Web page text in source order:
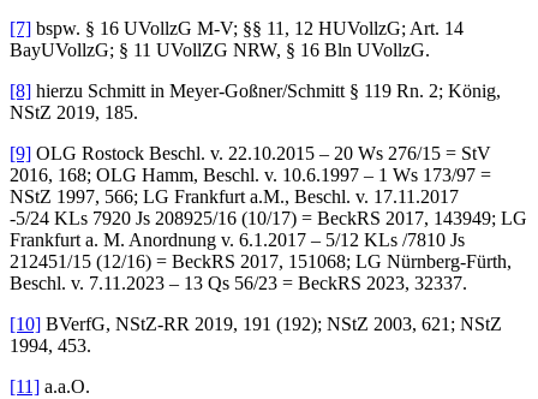
[7] bspw. § 16 UVollzG M-V; §§ 11, 12 HUVollzG; Art. 14
BayUVollzG; § 11 UVollZG NRW, § 16 Bln UVollzG.
[8] hierzu Schmitt in Meyer-Goßner/Schmitt § 119 Rn. 2; König,
NStZ 2019, 185.
[9] OLG Rostock Beschl. v. 22.10.2015 – 20 Ws 276/15 = StV
2016, 168; OLG Hamm, Beschl. v. 10.6.1997 – 1 Ws 173/97 =
NStZ 1997, 566; LG Frankfurt a.M., Beschl. v. 17.11.2017
-5/24 KLs 7920 Js 208925/16 (10/17) = BeckRS 2017, 143949; LG
Frankfurt a. M. Anordnung v. 6.1.2017 – 5/12 KLs /7810 Js
212451/15 (12/16) = BeckRS 2017, 151068; LG Nürnberg-Fürth,
Beschl. v. 7.11.2023 – 13 Qs 56/23 = BeckRS 2023, 32337.
[10] BVerfG, NStZ-RR 2019, 191 (192); NStZ 2003, 621; NStZ
1994, 453.
[11] a.a.O.